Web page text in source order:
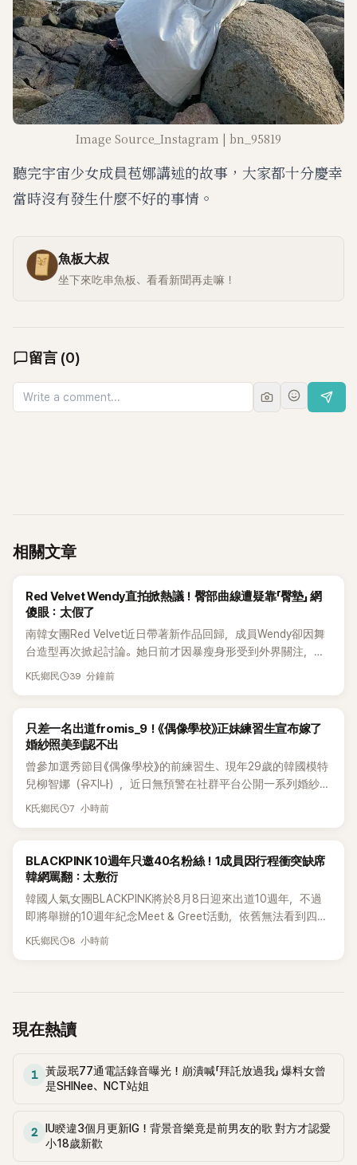
Image Source_Instagram | bn_95819
聽完宇宙少女成員苞娜講述的故事，大家都十分慶幸
當時沒有發生什麼不好的事情。
魚板大叔
坐下來吃串魚板、看看新聞再走嘛！
留言 (0)
相關文章
K-POP
Red Velvet Wendy直拍掀熱議！臀部曲線遭疑靠「臀墊」 網
傻眼：太假了
南韓女團Red Velvet近日帶著新作品回歸，成員Wendy卻因舞
台造型再次掀起討論。她日前才因暴瘦身形受到外界關注，又
被質疑在舞台上使用臀墊，如今最新打歌舞台曝光後，再度因
K氏鄉民 39 分鐘前
K-POP
只差一名出道fromis_9！《偶像學校》正妹練習生宣布嫁了
婚紗照美到認不出
曾參加選秀節目《偶像學校》的前練習生、現年29歲的韓國模特
兒柳智娜（유지나），近日無預警在社群平台公開一系列婚紗
照，親自宣布即將步入婚姻，消息曝光後讓不少曾追看節目的
K氏鄉民 7 小時前
K-POP
BLACKPINK 10週年只邀40名粉絲！1成員因行程衝突缺席
韓網罵翻：太敷衍
韓國人氣女團BLACKPINK將於8月8日迎來出道10週年，不過
即將舉辦的10週年紀念Meet & Greet活動，依舊無法看到四人
合體。根據韓媒《MyDaily》7日報導，當天將由Jisoo（智秀）、
K氏鄉民 8 小時前
現在熱讀
1
黃晸珉77通電話錄音曝光！崩潰喊「拜託放過我」 爆料女曾
是SHINee、NCT站姐
2
IU睽違3個月更新IG！背景音樂竟是前男友的歌 對方才認愛
小18歲新歡